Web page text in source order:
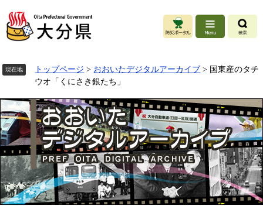
ジ
頭
。
現在地 トップページ > おおいたデジタルアーカイブ > 国東産のタチ
ウオ「くにさき銀たち」